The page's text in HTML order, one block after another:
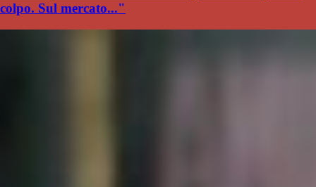
colpo. Sul mercato..."